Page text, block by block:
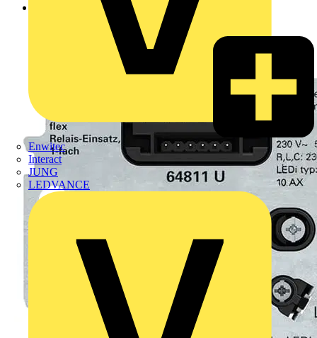
Enwitec
Interact
JUNG
LEDVANCE
Zurück zu Produkte